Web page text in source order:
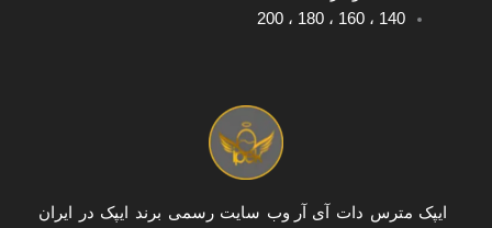
140 ، 160 ، 180 ، 200
ایپک مترس دات آی آر وب سایت رسمی برند ایپک در ایران